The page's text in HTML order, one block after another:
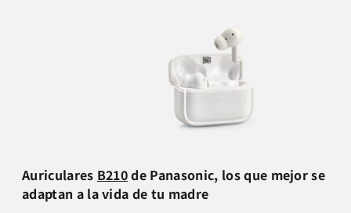
Auriculares B210de Panasonic, los que mejor se
adaptan a la vida de tu madre